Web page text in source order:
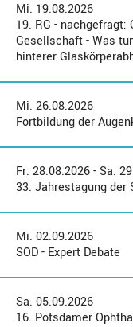
Mi. 19.08.2026
19. RG -
Gesellschaft - Was
hinterer
Mi. 26.08.2026
Fortbildung der
Fr. 28.08.2026 - Sa.
33. Jahrestagung der
Mi. 02.09.2026
SOD - Expert Debate
Sa. 05.09.2026
16. Potsdamer